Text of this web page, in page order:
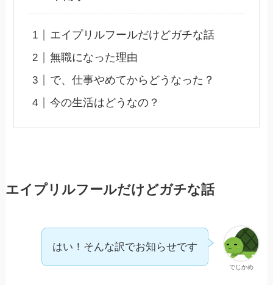
エイプリルフールだけどガチな話
無職になった理由
で、仕事やめてからどうなった？
今の生活はどうなの？
エイプリルフールだけどガチな話
でじかめ
はい！そんな訳でお知らせです